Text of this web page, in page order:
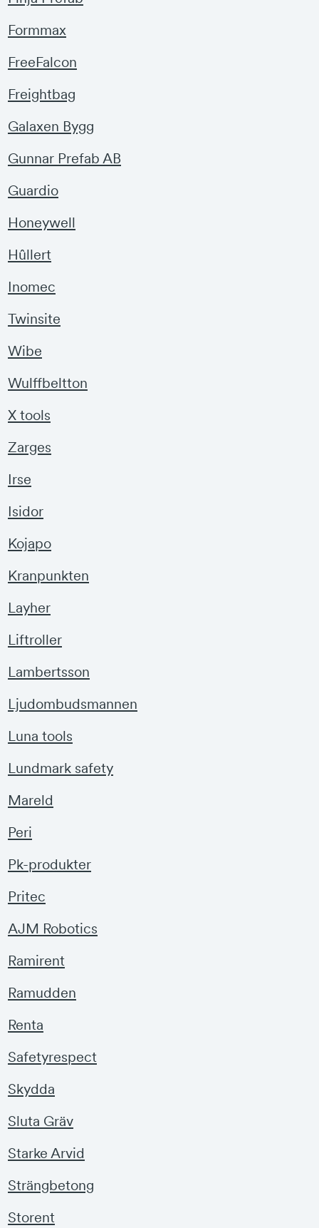
Formmax
FreeFalcon
Freightbag
Galaxen Bygg
Gunnar Prefab AB
Guardio
Honeywell
Hûllert
Inomec
Twinsite
Wibe
Wulffbeltton
X tools
Zarges
Irse
Isidor
Kojapo
Kranpunkten
Layher
Liftroller
Lambertsson
Ljudombudsmannen
Luna tools
Lundmark safety
Mareld
Peri
Pk-produkter
Pritec
AJM Robotics
Ramirent
Ramudden
Renta
Safetyrespect
Skydda
Sluta Gräv
Starke Arvid
Strängbetong
Storent